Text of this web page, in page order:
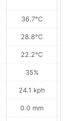
36.7°C
28.8°C
22.2°C
35%
24.1 kph
0.0 mm